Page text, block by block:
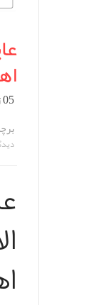
05 ژانویه 2023